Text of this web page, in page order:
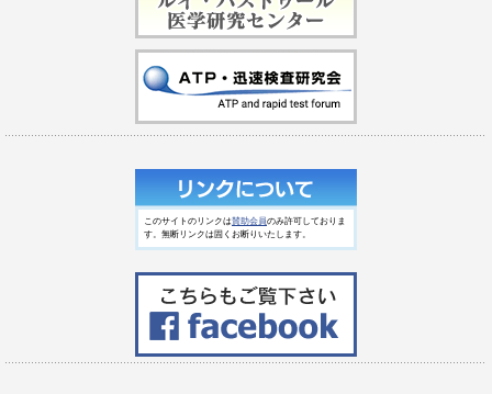
このサイトのリンクは賛助会員のみ許可しておりま
す。無断リンクは固くお断りいたします。